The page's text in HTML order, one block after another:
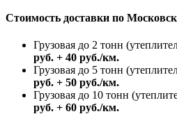
Стоимость доставки по
Грузовая до 2 тонн
руб. + 40 руб./км.
Грузовая до 5 тонн
руб. + 50 руб./км.
Грузовая до 10 тонн
руб. + 60 руб./км.